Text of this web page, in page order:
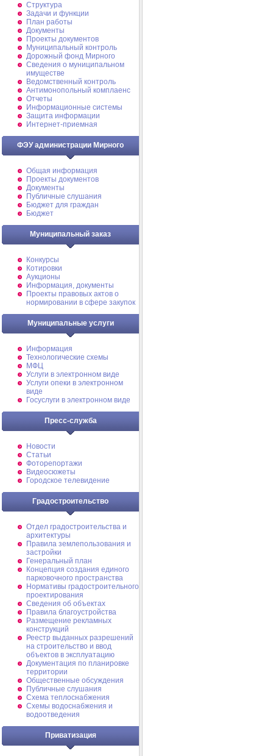
Структура
Задачи и функции
План работы
Документы
Проекты документов
Муниципальный контроль
Дорожный фонд Мирного
Cведения о муниципальном
имуществе
Ведомственный контроль
Антимонопольный комплаенс
Отчеты
Информационные системы
Защита информации
Интернет-приемная
ФЭУ администрации Мирного
Общая информация
Проекты документов
Документы
Публичные слушания
Бюджет для граждан
Бюджет
Муниципальный заказ
Конкурсы
Котировки
Аукционы
Информация, документы
Проекты правовых актов о
нормировании в сфере закупок
Муниципальные услуги
Информация
Технологические схемы
МФЦ
Услуги в электронном виде
Услуги опеки в электронном
виде
Госуслуги в электронном виде
Пресс-служба
Новости
Статьи
Фоторепортажи
Видеосюжеты
Городское телевидение
Градостроительство
Отдел градостроительства и
архитектуры
Правила землепользования и
застройки
Генеральный план
Концепция создания единого
парковочного пространства
Нормативы градостроительного
проектирования
Сведения об объектах
Правила благоустройства
Размещение рекламных
конструкций
Реестр выданных разрешений
на строительство и ввод
объектов в эксплуатацию
Документация по планировке
территории
Общественные обсуждения
Публичные слушания
Схема теплоснабжения
Схемы водоснабжения и
водоотведения
Приватизация